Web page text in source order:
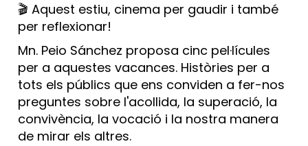
🎬 Aquest estiu, cinema per gaudir i també
per reflexionar!
Mn. Peio Sánchez proposa cinc pel·lícules
per a aquestes vacances. Històries per a
tots els públics que ens conviden a fer-nos
preguntes sobre l'acollida, la superació, la
convivència, la vocació i la nostra manera
de mirar els altres.